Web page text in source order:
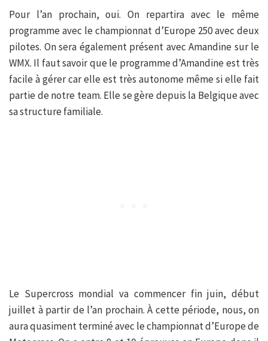
Pour l’an prochain, oui. On repartira avec le même
programme avec le championnat d’Europe 250 avec deux
pilotes. On sera également présent avec Amandine sur le
WMX. Il faut savoir que le programme d’Amandine est très
facile à gérer car elle est très autonome même si elle fait
partie de notre team. Elle se gère depuis la Belgique avec
sa structure familiale.
Le Supercross mondial va commencer fin juin, début
juillet à partir de l’an prochain. À cette période, nous, on
aura quasiment terminé avec le championnat d’Europe de